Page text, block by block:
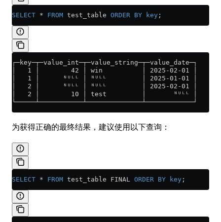
SELECT * FROM test_table ORDER BY key ;
┌─key─┬─value_int─┬─value_string─┬─value_date─┐
│   1 │        42 │ win          │ 2025-02-01 │
│   1 │      ᴺᵁᴸᴸ │ ᴺᵁᴸᴸ         │ 2025-01-01 │
│   2 │      ᴺᵁᴸᴸ │ ᴺᵁᴸᴸ         │ 2025-02-01 │
│   2 │        10 │ test         │       ᴺᵁᴸᴸ │
└─────┴───────────┴──────────────┴────────────┘
为获得正确的最终结果，建议使用以下查询：
SELECT * FROM test_table FINAL ORDER BY key ;